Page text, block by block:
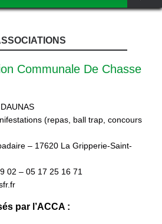
Communale De Chasse
(repas, ball trap, concours
– 17620 La Gripperie-Saint-
02 – 05 17 25 16 71
par l’ACCA :